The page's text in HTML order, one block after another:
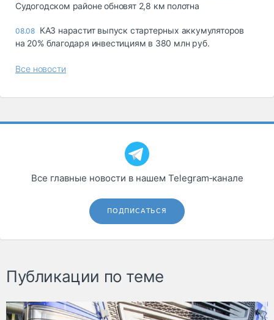
Судогодском районе обновят 2,8 км полотна
08.08 КАЗ нарастит выпуск стартерных аккумуляторов
на 20% благодаря инвестициям в 380 млн руб.
Все новости
Все главные новости в нашем Telegram‑канале
ПОДПИСАТЬСЯ
Публикации по теме